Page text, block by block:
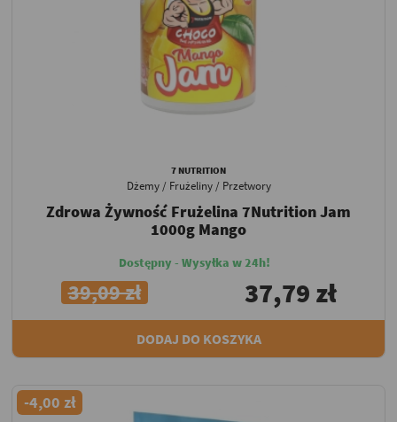
7 NUTRITION
Dżemy / Frużeliny / Przetwory
Zdrowa Żywność Frużelina 7Nutrition Jam
1000g Mango
Dostępny - Wysyłka w 24h!
39,09 zł 37,79 zł
DODAJ DO KOSZYKA
-4,00 zł